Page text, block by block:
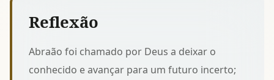
Reflexão
Abraão foi chamado por Deus a deixar o
conhecido e avançar para um futuro incerto;